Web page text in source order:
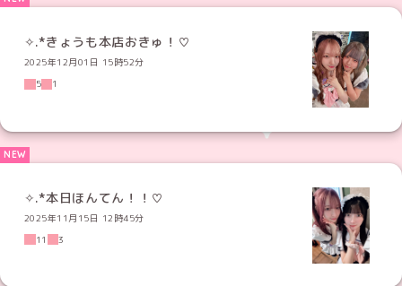
✧︎.*きょうも本店おきゅ！♡
2025年12月01日 15時52分
5
1
✧︎.*本日ほんてん！！♡
2025年11月15日 12時45分
11
3